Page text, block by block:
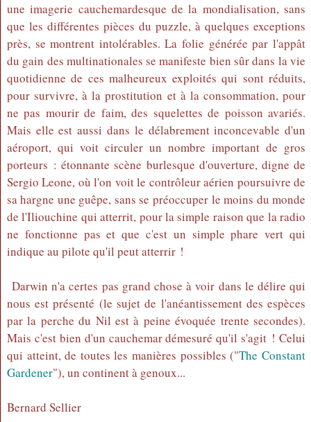
une imagerie cauchemardesque de la mondialisation, sans
que les différentes pièces du puzzle, à quelques exceptions
près, se montrent intolérables. La folie générée par l'appât
du gain des multinationales se manifeste bien sûr dans la vie
quotidienne de ces malheureux exploités qui sont réduits,
pour survivre, à la prostitution et à la consommation, pour
ne pas mourir de faim, des squelettes de poisson avariés.
Mais elle est aussi dans le délabrement inconcevable d'un
aéroport, qui voit circuler un nombre important de gros
porteurs : étonnante scène burlesque d'ouverture, digne de
Sergio Leone, où l'on voit le contrôleur aérien poursuivre de
sa hargne une guêpe, sans se préoccuper le moins du monde
de l'Iliouchine qui atterrit, pour la simple raison que la radio
ne fonctionne pas et que c'est un simple phare vert qui
indique au pilote qu'il peut atterrir !
Darwin n'a certes pas grand chose à voir dans le délire qui
nous est présenté (le sujet de l'anéantissement des espèces
par la perche du Nil est à peine évoquée trente secondes).
Mais c'est bien d'un cauchemar démesuré qu'il s'agit ! Celui
qui atteint, de toutes les manières possibles ("The Constant
Gardener"), un continent à genoux...
Bernard Sellier